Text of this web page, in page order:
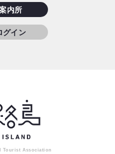
内所
グイン
Tourist Association